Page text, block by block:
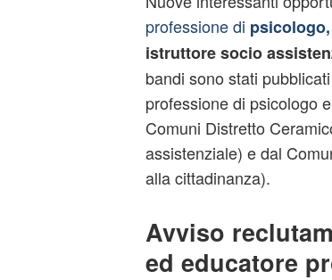
professione di
istruttore socio
bandi sono stati
professione di psicologo
Comuni Distretto
assistenziale) e dal
alla cittadinanza).
Avviso
ed educatore